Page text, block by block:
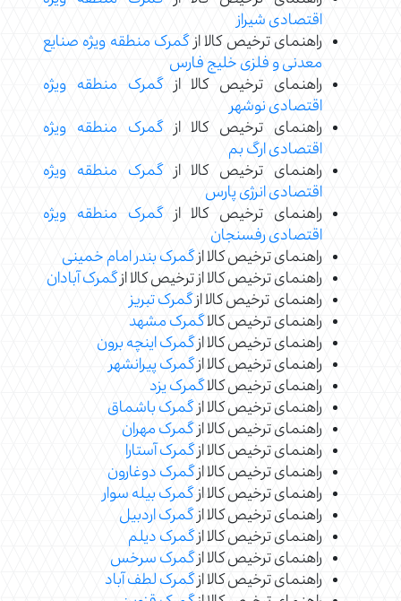
اقتصادی شیراز
راهنمای ترخیص کالا ازگمرک منطقه ویژه صنایع
معدنی و فلزی خلیج فارس
راهنمای ترخیص کالا ازگمرک منطقه ویژه
اقتصادی نوشهر
راهنمای ترخیص کالا ازگمرک منطقه ویژه
اقتصادی ارگ بم
راهنمای ترخیص کالا ازگمرک منطقه ویژه
اقتصادی انرژی پارس
راهنمای ترخیص کالا ازگمرک منطقه ویژه
اقتصادی رفسنجان
راهنمای ترخیص کالا ازگمرک بندر امام خمینی
راهنمای ترخیص کالا از ترخیص کالا ازگمرک آبادان
راهنمای ترخیص کالا ازگمرک تبریز
راهنمای ترخیص کالاگمرک مشهد
راهنمای ترخیص کالا ازگمرک اینچه برون
راهنمای ترخیص کالا ازگمرک پیرانشهر
راهنمای ترخیص کالاگمرک یزد
راهنمای ترخیص کالا ازگمرک باشماق
راهنمای ترخیص کالا ازگمرک مهران
راهنمای ترخیص کالا ازگمرک آستارا
راهنمای ترخیص کالا ازگمرک دوغارون
راهنمای ترخیص کالا ازگمرک بیله سوار
راهنمای ترخیص کالا ازگمرک اردبیل
راهنمای ترخیص کالا ازگمرک دیلم
راهنمای ترخیص کالا ازگمرک سرخس
راهنمای ترخیص کالا ازگمرک لطف آباد